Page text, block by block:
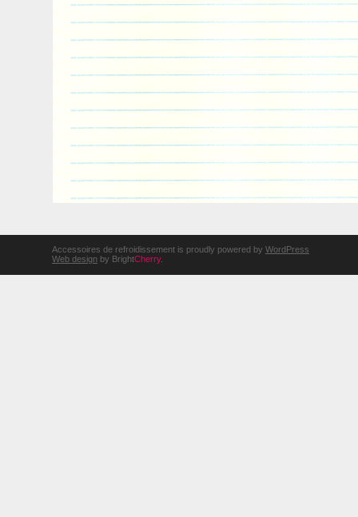
Accessoires de refroidissement is proudly powered by WordPress
Web design by BrightCherry.